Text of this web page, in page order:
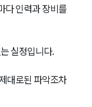
다 인력과 장비를
실정입니다.
대로된 파악조차